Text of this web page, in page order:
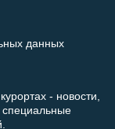
данных
- новости,